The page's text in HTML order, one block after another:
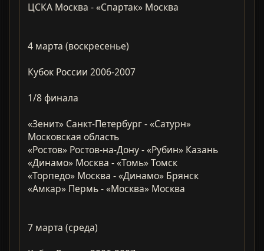
ЦСКА Москва - «Спартак» Москва
4 марта (воскресенье)
Кубок России 2006-2007
1/8 финала
«Зенит» Санкт-Петербург - «Сатурн»
Московская область
«Ростов» Ростов-на-Дону - «Рубин» Казань
«Динамо» Москва - «Томь» Томск
«Торпедо» Москва - «Динамо» Брянск
«Амкар» Пермь - «Москва» Москва
7 марта (среда)